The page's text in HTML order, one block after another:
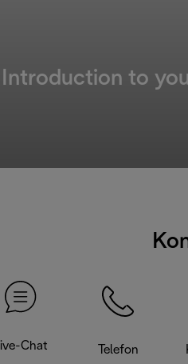
Introduction to
Chat Telefon